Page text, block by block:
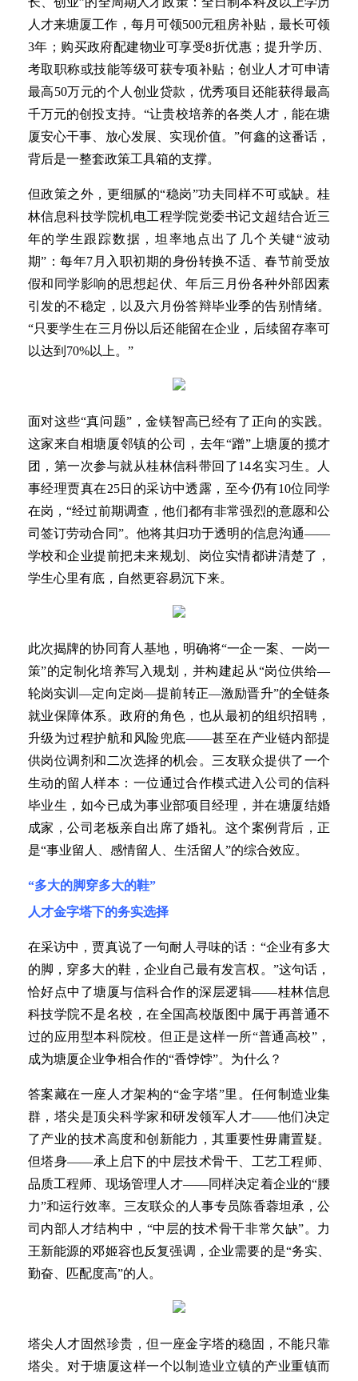
人才来塘厦工作，每月可领500元租房补贴，最长可领
3年；购买政府配建物业可享受8折优惠；提升学历、
考取职称或技能等级可获专项补贴；创业人才可申请
最高50万元的个人创业贷款，优秀项目还能获得最高
千万元的创投支持。“让贵校培养的各类人才，能在塘
厦安心干事、放心发展、实现价值。”何鑫的这番话，
背后是一整套政策工具箱的支撑。
但政策之外，更细腻的“稳岗”功夫同样不可或缺。桂
林信息科技学院机电工程学院党委书记文超结合近三
年的学生跟踪数据，坦率地点出了几个关键“波动
期”：每年7月入职初期的身份转换不适、春节前受放
假和同学影响的思想起伏、年后三月份各种外部因素
引发的不稳定，以及六月份答辩毕业季的告别情绪。
“只要学生在三月份以后还能留在企业，后续留存率可
以达到70%以上。”
面对这些“真问题”，金镁智高已经有了正向的实践。
这家来自相塘厦邻镇的公司，去年“蹭”上塘厦的揽才
团，第一次参与就从桂林信科带回了14名实习生。人
事经理贾真在25日的采访中透露，至今仍有10位同学
在岗，“经过前期调查，他们都有非常强烈的意愿和公
司签订劳动合同”。他将其归功于透明的信息沟通——
学校和企业提前把未来规划、岗位实情都讲清楚了，
学生心里有底，自然更容易沉下来。
此次揭牌的协同育人基地，明确将“一企一案、一岗一
策”的定制化培养写入规划，并构建起从“岗位供给—
轮岗实训—定向定岗—提前转正—激励晋升”的全链条
就业保障体系。政府的角色，也从最初的组织招聘，
升级为过程护航和风险兜底——甚至在产业链内部提
供岗位调剂和二次选择的机会。三友联众提供了一个
生动的留人样本：一位通过合作模式进入公司的信科
毕业生，如今已成为事业部项目经理，并在塘厦结婚
成家，公司老板亲自出席了婚礼。这个案例背后，正
是“事业留人、感情留人、生活留人”的综合效应。
“多大的脚穿多大的鞋”
人才金字塔下的务实选择
在采访中，贾真说了一句耐人寻味的话：“企业有多大
的脚，穿多大的鞋，企业自己最有发言权。”这句话，
恰好点中了塘厦与信科合作的深层逻辑——桂林信息
科技学院不是名校，在全国高校版图中属于再普通不
过的应用型本科院校。但正是这样一所“普通高校”，
成为塘厦企业争相合作的“香饽饽”。为什么？
答案藏在一座人才架构的“金字塔”里。任何制造业集
群，塔尖是顶尖科学家和研发领军人才——他们决定
了产业的技术高度和创新能力，其重要性毋庸置疑。
但塔身——承上启下的中层技术骨干、工艺工程师、
品质工程师、现场管理人才——同样决定着企业的“腰
力”和运行效率。三友联众的人事专员陈香蓉坦承，公
司内部人才结构中，“中层的技术骨干非常欠缺”。力
王新能源的邓姬容也反复强调，企业需要的是“务实、
勤奋、匹配度高”的人。
塔尖人才固然珍贵，但一座金字塔的稳固，不能只靠
塔尖。对于塘厦这样一个以制造业立镇的产业重镇而